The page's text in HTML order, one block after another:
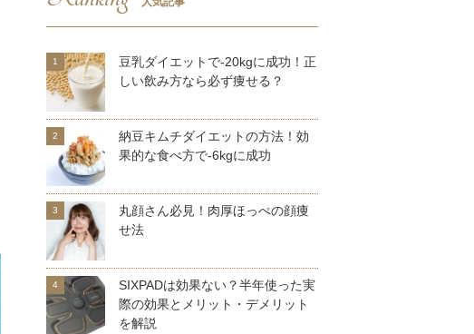
豆乳ダイエットで-20kgに成功！正
しい飲み方なら必ず痩せる？
納豆キムチダイエットの方法！効
果的な食べ方で-6kgに成功
丸顔さん必見！肉厚ほっぺの顔痩
せ法
SIXPADは効果ない？半年使った実
際の効果とメリット・デメリット
を解説